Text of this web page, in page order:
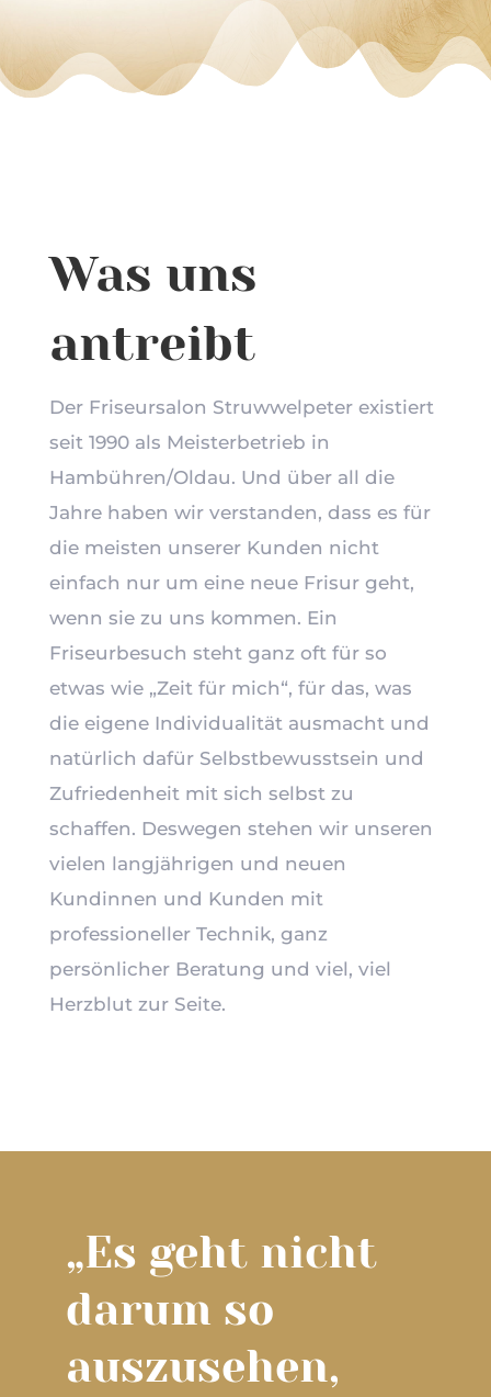
Was uns
antreibt
Der Friseursalon Struwwelpeter existiert
seit 1990 als Meisterbetrieb in
Hambühren/Oldau. Und über all die
Jahre haben wir verstanden, dass es für
die meisten unserer Kunden nicht
einfach nur um eine neue Frisur geht,
wenn sie zu uns kommen. Ein
Friseurbesuch steht ganz oft für so
etwas wie „Zeit für mich“, für das, was
die eigene Individualität ausmacht und
natürlich dafür Selbstbewusstsein und
Zufriedenheit mit sich selbst zu
schaffen. Deswegen stehen wir unseren
vielen langjährigen und neuen
Kundinnen und Kunden mit
professioneller Technik, ganz
persönlicher Beratung und viel, viel
Herzblut zur Seite.
„Es geht nicht
darum so
auszusehen,